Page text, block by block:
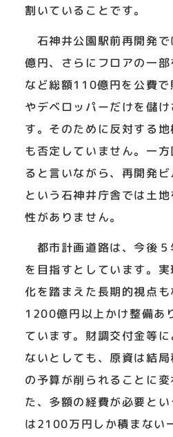
割いていることです。
石神井公園駅前再開発
億円、さらにフロアの一
など総額110億円を公費
やデベロッパーだけを儲
す。そのために反対する
も否定していません。一
ると言いながら、再開発
という石神井庁舎では土
性がありません。
都市計画道路は、今後
を目指すとしています。
化を踏まえた長期的視点も
1200億円以上かけ整備あ
ています。財調交付金等
ないとしても、原資は結
の予算が削られることに
た、多額の経費が必要と
は2100万円しか積まない